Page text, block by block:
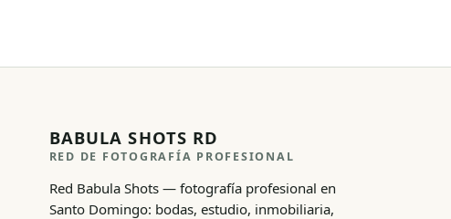
BABULA SHOTS RD
RED DE FOTOGRAFÍA PROFESIONAL
Red Babula Shots — fotografía profesional en
Santo Domingo: bodas, estudio, inmobiliaria,